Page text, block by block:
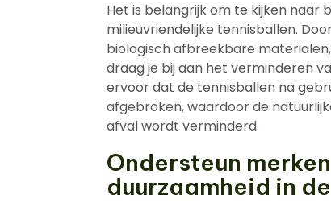
Het is belangrijk om te kijken
milieuvriendelijke tennisballen.
biologisch afbreekbare
draag je bij aan het verminderen
ervoor dat de tennisballen na
afgebroken, waardoor de
afval wordt verminderd.
Ondersteun
duurzaamheid in